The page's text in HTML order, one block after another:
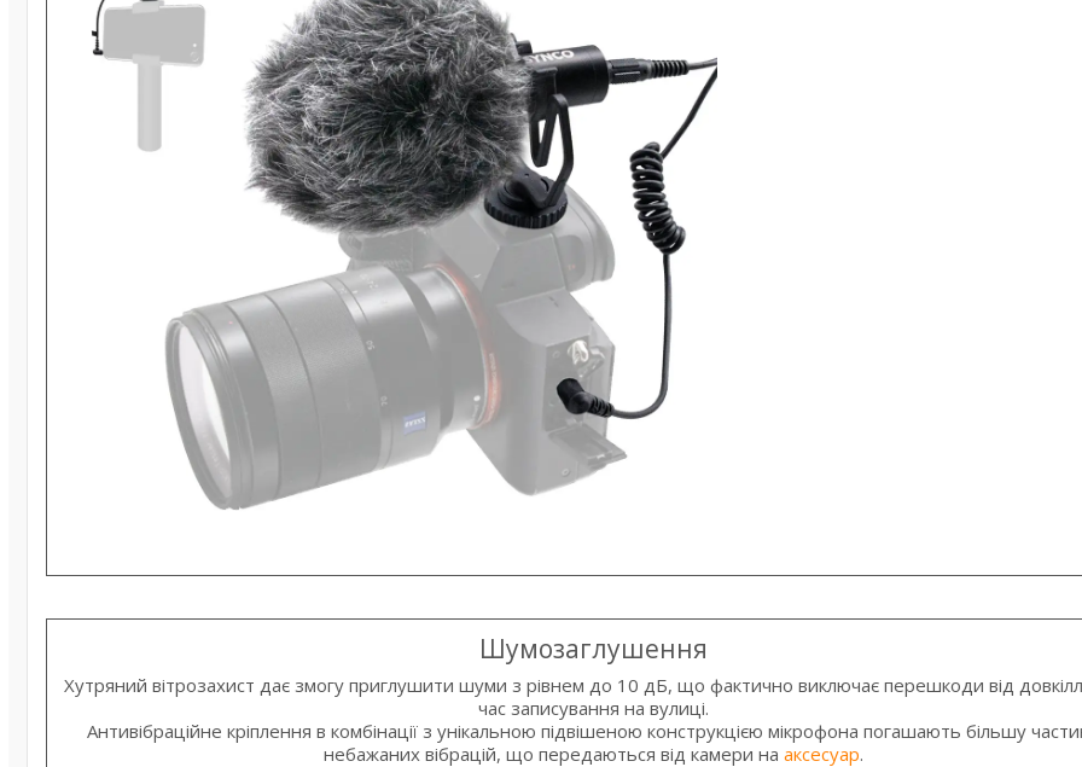
Шумозаглушення
Хутряний вітрозахист дає змогу приглушити шуми з рівнем до 10 дБ, що фактично виключає перешкоди від
час записування на вулиці.
Антивібраційне кріплення в комбінації з унікальною підвішеною конструкцією мікрофона погашають більшу
небажаних вібрацій, що передаються від камери на аксесуар.